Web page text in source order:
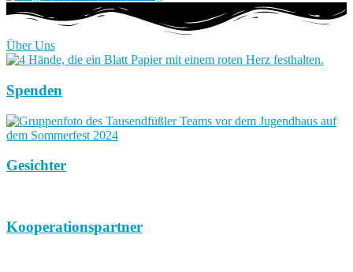
Über Uns
Spenden
Gesichter
Kooperationspartner